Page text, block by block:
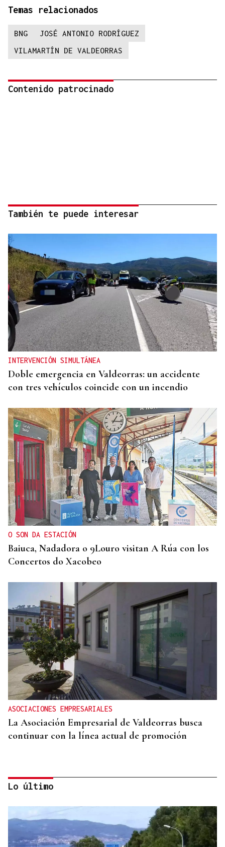
Temas relacionados
BNG
JOSÉ ANTONIO RODRÍGUEZ
VILAMARTÍN DE VALDEORRAS
Contenido patrocinado
También te puede interesar
INTERVENCIÓN SIMULTÁNEA
Doble emergencia en Valdeorras: un accidente
con tres vehículos coincide con un incendio
O SON DA ESTACIÓN
Baiuca, Nadadora o 9Louro visitan A Rúa con los
Concertos do Xacobeo
ASOCIACIONES EMPRESARIALES
La Asociación Empresarial de Valdeorras busca
continuar con la línea actual de promoción
Lo último